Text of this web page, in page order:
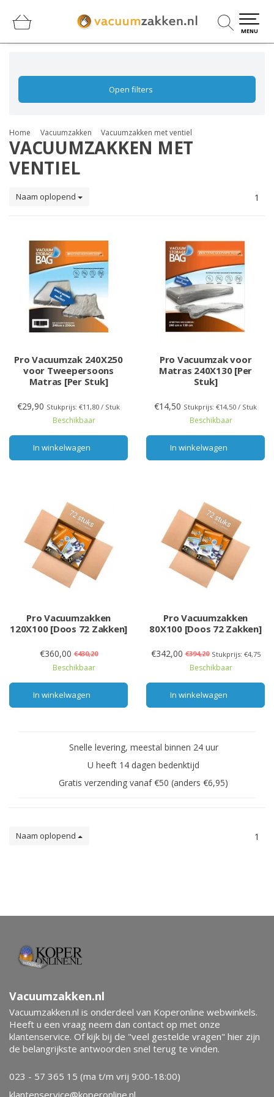
MENU
Open filters
Home Vacuumzakken Vacuumzakken met ventiel
VACUUMZAKKEN MET
VENTIEL
Naam oplopend 1
Pro Vacuumzak 240X250
voor Tweepersoons
Matras [Per Stuk]
€29,90 Stukprijs: €11,80 / Stuk
Beschikbaar
In winkelwagen
Pro Vacuumzak voor
Matras 240X130 [Per
Stuk]
€14,50 Stukprijs: €14,50 / Stuk
Beschikbaar
In winkelwagen
Pro Vacuumzakken
120X100 [Doos 72 Zakken]
€360,00 €430,20
Beschikbaar
In winkelwagen
Pro Vacuumzakken
80X100 [Doos 72 Zakken]
€342,00 €394,20 Stukprijs: €4,75
Beschikbaar
In winkelwagen
Snelle levering, meestal binnen 24 uur
U heeft 14 dagen bedenktijd
Gratis verzending vanaf €50 (anders €6,95)
Naam oplopend 1
Vacuumzakken.nl
Vacuumzakken.nl is onderdeel van Koperonline webwinkels.
Heeft u een vraag neem dan contact op met onze
klantenservice. Of kijk bij de "veel gestelde vragen" hier zijn
de belangrijkste antwoorden snel terug te vinden.
023 - 57 365 15 (ma t/m vrij 9:00-18:00)
klantenservice@koperonline.nl